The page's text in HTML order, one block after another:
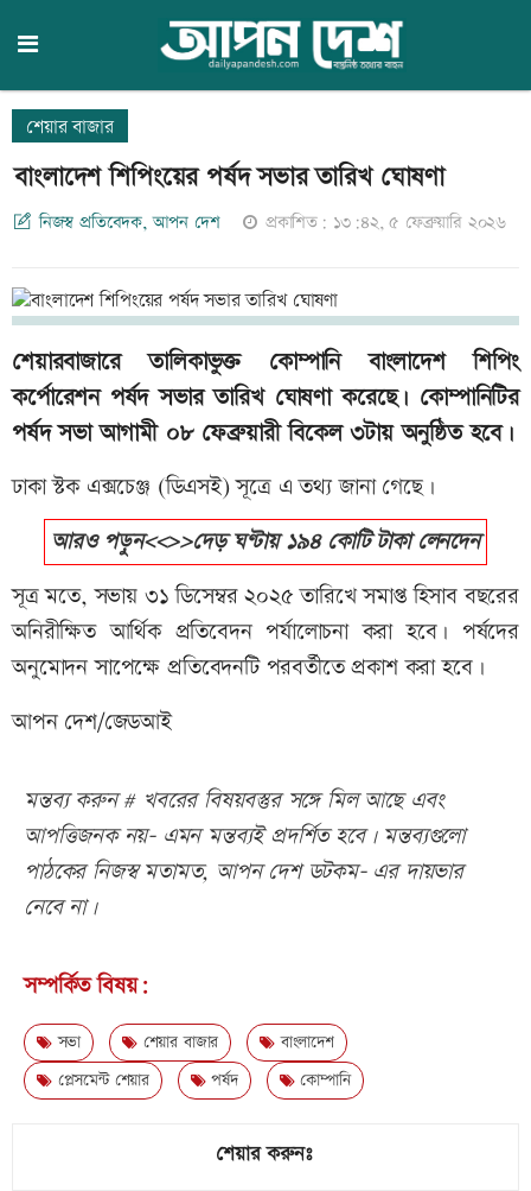
শেয়ার বাজার
বাংলাদেশ শিপিংয়ের পর্ষদ সভার তারিখ ঘোষণা
নিজস্ব প্রতিবেদক, আপন দেশ প্রকাশিত: ১৩:৪২, ৫ ফেব্রুয়ারি ২০২৬
শেয়ারবাজারে তালিকাভুক্ত কোম্পানি বাংলাদেশ শিপিং
কর্পোরেশন পর্ষদ সভার তারিখ ঘোষণা করেছে। কোম্পানিটির
পর্ষদ সভা আগামী ০৮ ফেব্রুয়ারী বিকেল ৩টায় অনুষ্ঠিত হবে।
ঢাকা স্টক এক্সচেঞ্জ (ডিএসই) সূত্রে এ তথ্য জানা গেছে।
আরও পড়ুন<<>>দেড় ঘণ্টায় ১৯৪ কোটি টাকা লেনদেন
সূত্র মতে, সভায় ৩১ ডিসেম্বর ২০২৫ তারিখে সমাপ্ত হিসাব বছরের
অনিরীক্ষিত আর্থিক প্রতিবেদন পর্যালোচনা করা হবে। পর্ষদের
অনুমোদন সাপেক্ষে প্রতিবেদনটি পরবর্তীতে প্রকাশ করা হবে।
আপন দেশ/জেডআই
মন্তব্য করুন # খবরের বিষয়বস্তুর সঙ্গে মিল আছে এবং
আপত্তিজনক নয়- এমন মন্তব্যই প্রদর্শিত হবে। মন্তব্যগুলো
পাঠকের নিজস্ব মতামত, আপন দেশ ডটকম- এর দায়ভার
নেবে না।
সম্পর্কিত বিষয়:
সভা শেয়ার বাজার
বাংলাদেশ
প্লেসমেন্ট শেয়ার
পর্ষদ কোম্পানি
শেয়ার করুনঃ